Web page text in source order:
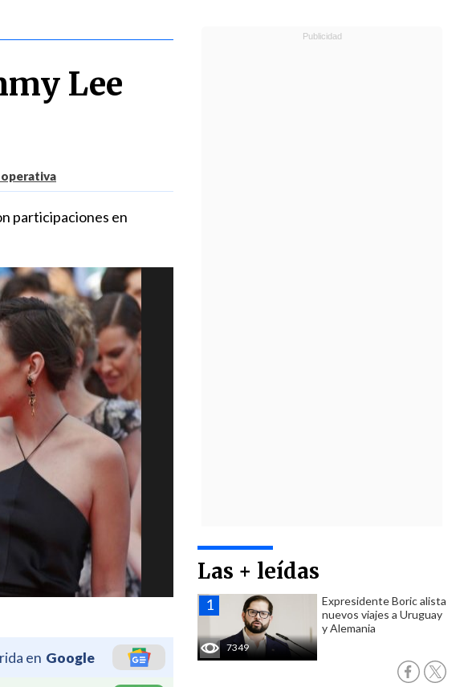
Lee
participaciones en
en Google
Las + leídas
7349
Expresidente Boric alista
nuevos viajes a Uruguay
y Alemania